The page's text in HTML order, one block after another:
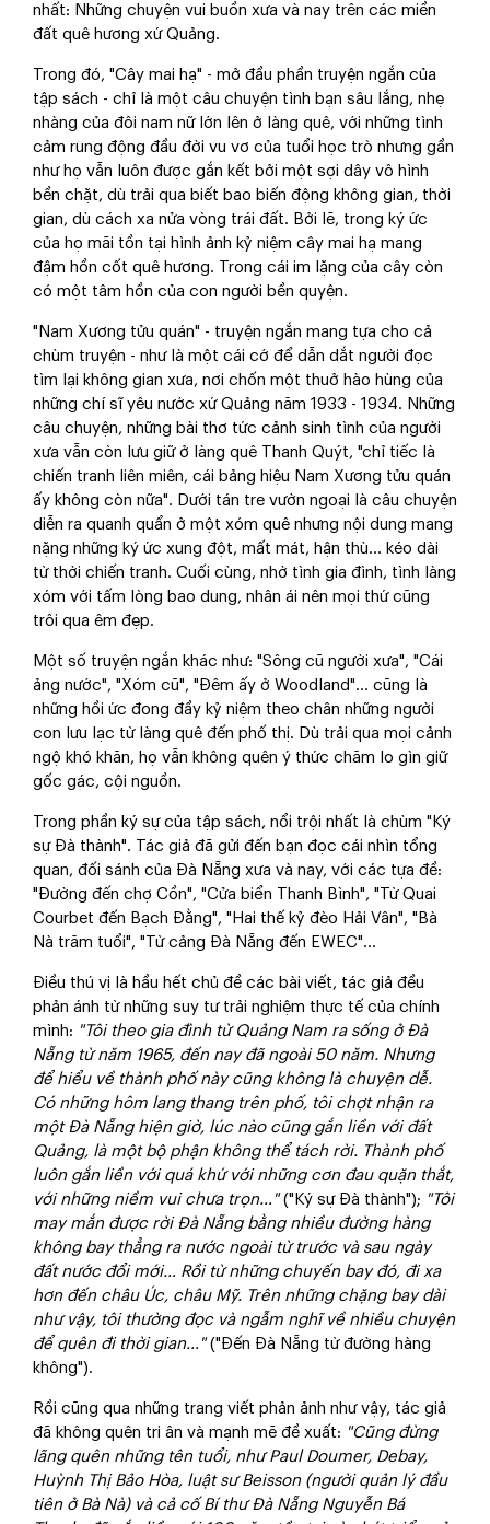
nhất: Những chuyện vui buồn xưa và nay trên các miền
đất quê hương xứ Quảng.
Trong đó, "Cây mai hạ" - mở đầu phần truyện ngắn của
tập sách - chỉ là một câu chuyện tình bạn sâu lắng, nhẹ
nhàng của đôi nam nữ lớn lên ở làng quê, với những tình
cảm rung động đầu đời vu vơ của tuổi học trò nhưng gần
như họ vẫn luôn được gắn kết bởi một sợi dây vô hình
bền chặt, dù trải qua biết bao biến động không gian, thời
gian, dù cách xa nửa vòng trái đất. Bởi lẽ, trong ký ức
của họ mãi tồn tại hình ảnh kỷ niệm cây mai hạ mang
đậm hồn cốt quê hương. Trong cái im lặng của cây còn
có một tâm hồn của con người bền quyện.
"Nam Xương tửu quán" - truyện ngắn mang tựa cho cả
chùm truyện - như là một cái cớ để dẫn dắt người đọc
tìm lại không gian xưa, nơi chốn một thuở hào hùng của
những chí sĩ yêu nước xứ Quảng năm 1933 - 1934. Những
câu chuyện, những bài thơ tức cảnh sinh tình của người
xưa vẫn còn lưu giữ ở làng quê Thanh Quýt, "chỉ tiếc là
chiến tranh liên miên, cái bảng hiệu Nam Xương tửu quán
ấy không còn nữa". Dưới tán tre vườn ngoại là câu chuyện
diễn ra quanh quẩn ở một xóm quê nhưng nội dung mang
nặng những ký ức xung đột, mất mát, hận thù… kéo dài
từ thời chiến tranh. Cuối cùng, nhờ tình gia đình, tình làng
xóm với tấm lòng bao dung, nhân ái nên mọi thứ cũng
trôi qua êm đẹp.
Một số truyện ngắn khác như: "Sông cũ người xưa", "Cái
ảng nước", "Xóm cũ", "Đêm ấy ở Woodland"… cũng là
những hồi ức đong đầy kỷ niệm theo chân những người
con lưu lạc từ làng quê đến phố thị. Dù trải qua mọi cảnh
ngộ khó khăn, họ vẫn không quên ý thức chăm lo gìn giữ
gốc gác, cội nguồn.
Trong phần ký sự của tập sách, nổi trội nhất là chùm "Ký
sự Đà thành". Tác giả đã gửi đến bạn đọc cái nhìn tổng
quan, đối sánh của Đà Nẵng xưa và nay, với các tựa đề:
"Đường đến chợ Cồn", "Cửa biển Thanh Bình", "Từ Quai
Courbet đến Bạch Đằng", "Hai thế kỷ đèo Hải Vân", "Bà
Nà trăm tuổi", "Từ cảng Đà Nẵng đến EWEC"...
Điều thú vị là hầu hết chủ đề các bài viết, tác giả đều
phản ánh từ những suy tư trải nghiệm thực tế của chính
mình: "Tôi theo gia đình từ Quảng Nam ra sống ở Đà
Nẵng từ năm 1965, đến nay đã ngoài 50 năm. Nhưng
để hiểu về thành phố này cũng không là chuyện dễ.
Có những hôm lang thang trên phố, tôi chợt nhận ra
một Đà Nẵng hiện giờ, lúc nào cũng gắn liền với đất
Quảng, là một bộ phận không thể tách rời. Thành phố
luôn gắn liền với quá khứ với những cơn đau quặn thắt,
với những niềm vui chưa trọn…"("Ký sự Đà thành"); "Tôi
may mắn được rời Đà Nẵng bằng nhiều đường hàng
không bay thẳng ra nước ngoài từ trước và sau ngày
đất nước đổi mới… Rồi từ những chuyến bay đó, đi xa
hơn đến châu Úc, châu Mỹ. Trên những chặng bay dài
như vậy, tôi thường đọc và ngẫm nghĩ về nhiều chuyện
để quên đi thời gian…"("Đến Đà Nẵng từ đường hàng
không").
Rồi cũng qua những trang viết phản ảnh như vậy, tác giả
đã không quên tri ân và mạnh mẽ đề xuất: "Cũng đừng
lãng quên những tên tuổi, như Paul Doumer, Debay,
Huỳnh Thị Bảo Hòa, luật sư Beisson (người quản lý đầu
tiên ở Bà Nà) và cả cố Bí thư Đà Nẵng Nguyễn Bá